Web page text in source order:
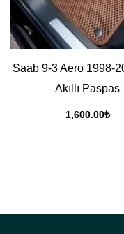
Saab 9-3 Aero 1998-
Akıllı Paspas
1,600.00₺